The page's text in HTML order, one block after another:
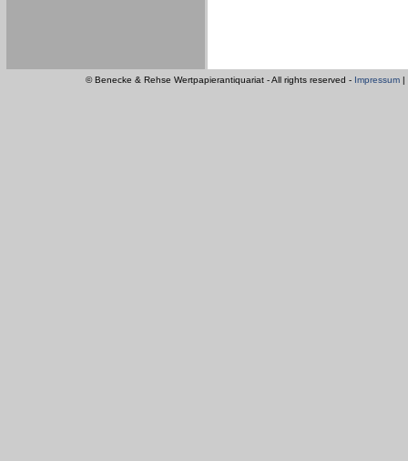
© Benecke & Rehse Wertpapierantiquariat - All rights reserved - Impressum |